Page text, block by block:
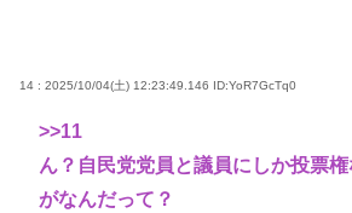
14 : 2025/10/04(土) 12:23:49.146 ID:YoR7GcTq0
>>11
ん？自民党党員と議員にしか投票
がなんだって？